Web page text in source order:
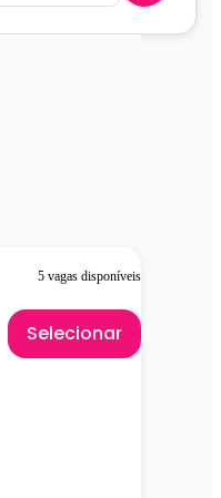
5 vagas disponíveis
Selecionar